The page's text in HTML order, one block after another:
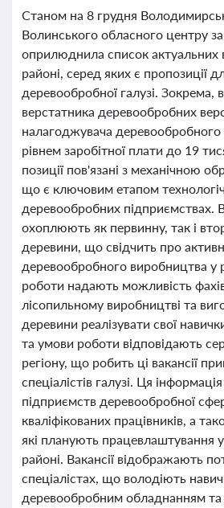
Станом на 8 грудня
Волинського обласного центру
оприлюднила список актуальних
районі, серед яких є пропозиції
деревообробної галузі. Зокрема,
верстатника деревообробних
налагоджувача деревообробного
рівнем заробітної плати до 19
позиції пов'язані з механічною
що є ключовим етапом
деревообробних підприємствах.
охоплюють як первинну, так і
деревини, що свідчить про
деревообробного виробництва у
роботи надають можливість
лісопильному виробництві та
деревини реалізувати свої
та умови роботи відповідають
регіону, що робить ці вакансії
спеціалістів галузі. Ця
підприємств деревообробної
кваліфікованих працівників, а
які планують працевлаштування
районі. Вакансії відображають
спеціалістах, що володіють
деревообробним обладнанням та